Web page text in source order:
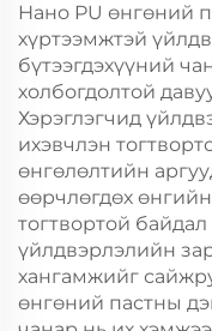
Нано PU өнгөний
хүртээмжтэй
бүтээгдэхүүний
холбогдолтой
Хэрэглэгчид
ихэвчлэн
өнгөлөлтийн
өөрчлөгдөх
тогтвортой
үйлдвэрлэлийн
хангамжийг
өнгөний пастны